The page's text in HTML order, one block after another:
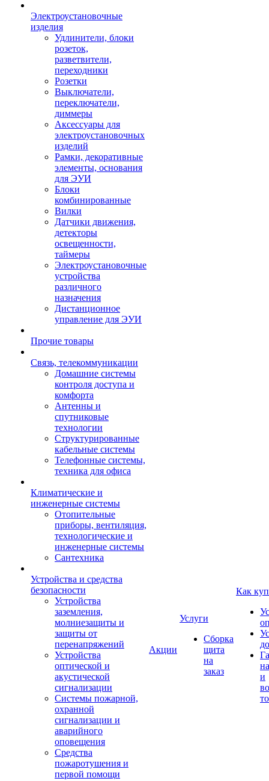
Электроустановочные
изделия
Удлинители, блоки
розеток,
разветвители,
переходники
Розетки
Выключатели,
переключатели,
диммеры
Аксессуары для
электроустановочных
изделий
Рамки, декоративные
элементы, основания
для ЭУИ
Блоки
комбинированные
Вилки
Датчики движения,
детекторы
освещенности,
таймеры
Электроустановочные
устройства
различного
назначения
Дистанционное
управление для ЭУИ
Прочие товары
Связь, телекоммуникации
Домашние системы
контроля доступа и
комфорта
Антенны и
спутниковые
технологии
Структурированные
кабельные системы
Телефонные системы,
техника для офиса
Климатические и
инженерные системы
Отопительные
приборы, вентиляция,
технологические и
инженерные системы
Сантехника
Устройства и средства
безопасности
Устройства
заземления,
молниезащиты и
защиты от
перенапряжений
Устройства
оптической и
акустической
сигнализации
Системы пожарной,
охранной
сигнализации и
аварийного
оповещения
Средства
пожаротушения и
первой помощи
Акции
Услуги
Сборка
щита
на
заказ
Как
и